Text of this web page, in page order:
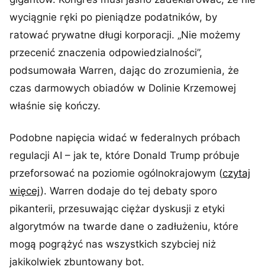
wyciągnie ręki po pieniądze podatników, by
ratować prywatne długi korporacji. „Nie możemy
przecenić znaczenia odpowiedzialności”,
podsumowała Warren, dając do zrozumienia, że
czas darmowych obiadów w Dolinie Krzemowej
właśnie się kończy.
Podobne napięcia widać w federalnych próbach
regulacji AI – jak te, które Donald Trump próbuje
przeforsować na poziomie ogólnokrajowym (czytaj
więcej). Warren dodaje do tej debaty sporo
pikanterii, przesuwając ciężar dyskusji z etyki
algorytmów na twarde dane o zadłużeniu, które
mogą pogrążyć nas wszystkich szybciej niż
jakikolwiek zbuntowany bot.